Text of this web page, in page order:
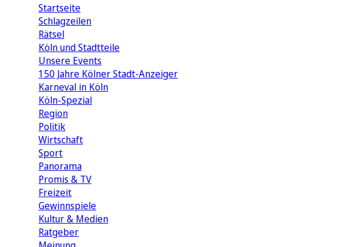
Startseite
Schlagzeilen
Rätsel
Köln und Stadtteile
Unsere Events
150 Jahre Kölner Stadt-Anzeiger
Karneval in Köln
Köln-Spezial
Region
Politik
Wirtschaft
Sport
Panorama
Promis & TV
Freizeit
Gewinnspiele
Kultur & Medien
Ratgeber